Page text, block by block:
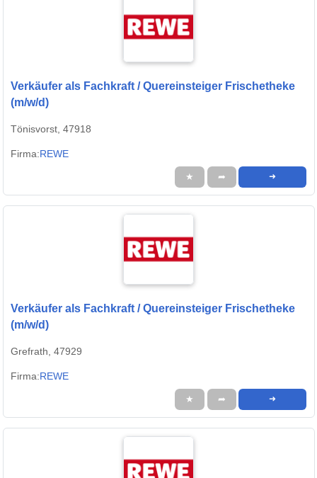
Verkäufer als Fachkraft / Quereinsteiger Frischetheke
(m/w/d)
Tönisvorst, 47918
Firma:REWE
★ ➦ ➜
Verkäufer als Fachkraft / Quereinsteiger Frischetheke
(m/w/d)
Grefrath, 47929
Firma:REWE
★ ➦ ➜